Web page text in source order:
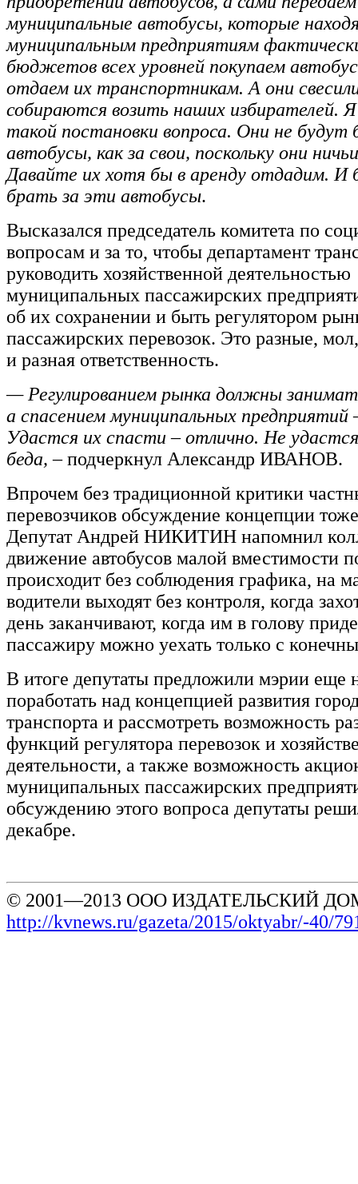
муниципальные автобусы, которые
муниципальным предприятиям
бюджетов всех уровней покупаем
отдаем их транспортникам. А они
собираются возить наших избирателей.
такой постановки вопроса. Они не будут
автобусы, как за свои, поскольку они
Давайте их хотя бы в аренду отдадим. И
брать за эти автобусы.
Высказался председатель комитета по
вопросам и за то, чтобы департамент
руководить хозяйственной деятельностью
муниципальных пассажирских
об их сохранении и быть регулятором
пассажирских перевозок. Это разные,
и разная ответственность.
— Регулированием рынка должны
а спасением муниципальных предприятий
Удастся их спасти – отлично. Не
беда, –подчеркнул Александр ИВАНОВ.
Впрочем без традиционной критики
перевозчиков обсуждение концепции
Депутат Андрей НИКИТИН напомнил
движение автобусов малой вместимости
происходит без соблюдения графика, на
водители выходят без контроля, когда
день заканчивают, когда им в голову
пассажиру можно уехать только с
В итоге депутаты предложили мэрии еще
поработать над концепцией развития
транспорта и рассмотреть возможность
функций регулятора перевозок и
деятельности, а также возможность
муниципальных пассажирских
обсуждению этого вопроса депутаты
декабре.
© 2001—2013 ООО ИЗДАТЕЛЬСКИЙ
http://kvnews.ru/gazeta/2015/oktyabr/-40/